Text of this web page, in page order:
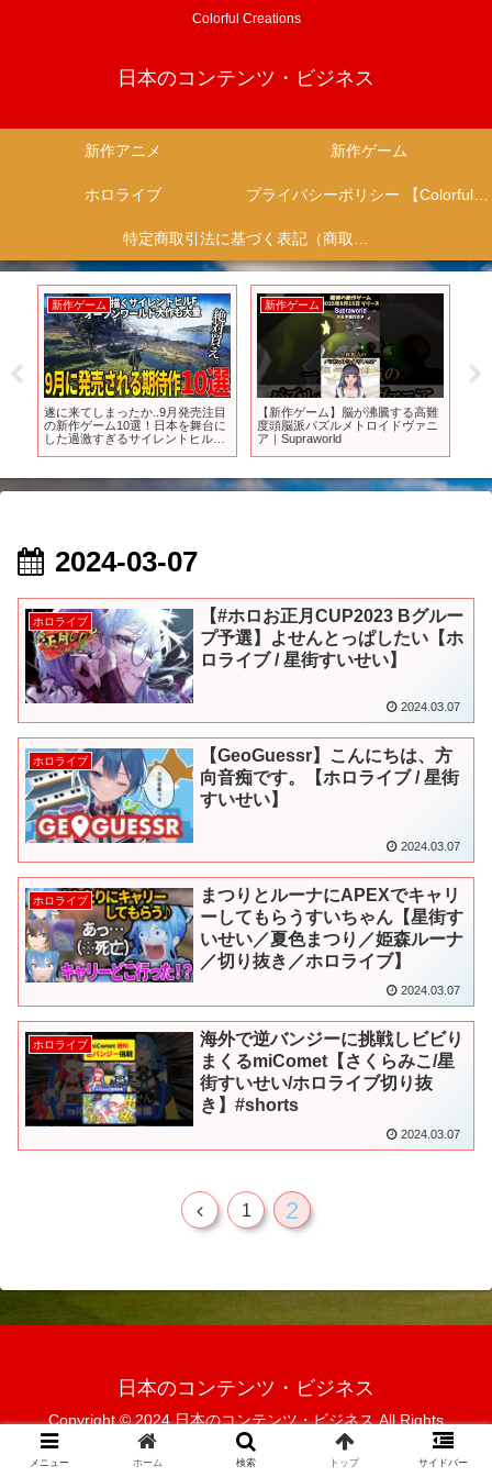
Colorful Creations
日本のコンテンツ・ビジネス
新作アニメ 新作ゲーム
ホロライブ プライバシーポリシー 【Colorful Creation】
特定商取引法に基づく表記（商取引に関する開示）
新作ゲーム
遂に来てしまったか..9月発売注目
の新作ゲーム10選！日本を舞台に
した過激すぎるサイレントヒルF
難易度ゲーHell is Us等
新作ゲーム
【新作ゲーム】脳が沸騰する高難
度頭脳派パズルメトロイドヴァニ
ア｜Supraworld
2024-03-07
ホロライブ
【#ホロお正月CUP2023 Bグルー
プ予選】よせんとっぱしたい【ホ
ロライブ / 星街すいせい】
2024.03.07
ホロライブ
【GeoGuessr】こんにちは、方
向音痴です。【ホロライブ / 星街
すいせい】
2024.03.07
ホロライブ
まつりとルーナにAPEXでキャリ
ーしてもらうすいちゃん【星街す
いせい／夏色まつり／姫森ルーナ
／切り抜き／ホロライブ】
2024.03.07
ホロライブ
海外で逆バンジーに挑戦しビビり
まくるmiComet【さくらみこ/星
街すいせい/ホロライブ切り抜
き】#shorts
2024.03.07
前
1 2
日本のコンテンツ・ビジネス
Copyright © 2024 日本のコンテンツ・ビジネス All Rights
Reserved.
メニュー ホーム 検索 トップ サイドバー